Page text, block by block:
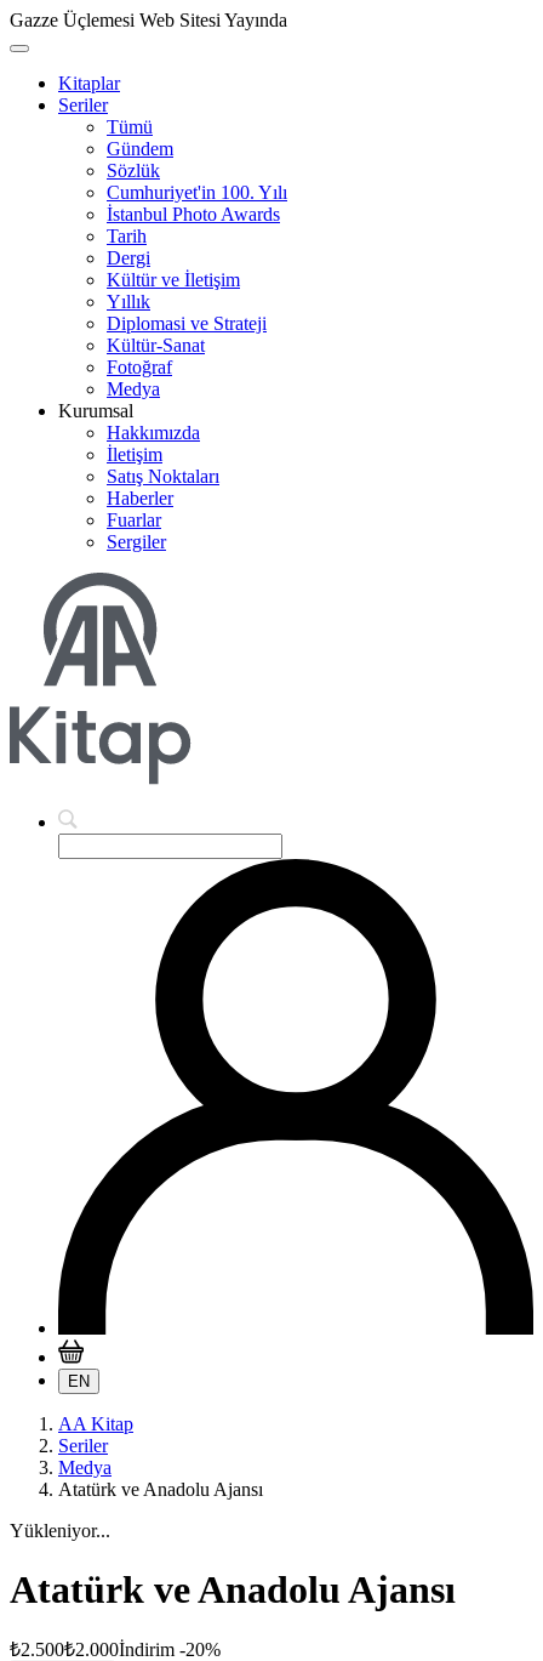
Gazze Üçlemesi Web Sitesi Yayında
Kitaplar
Seriler
Tümü
Gündem
Sözlük
Cumhuriyet'in 100. Yılı
İstanbul Photo Awards
Tarih
Dergi
Kültür ve İletişim
Yıllık
Diplomasi ve Strateji
Kültür-Sanat
Fotoğraf
Medya
Kurumsal
Hakkımızda
İletişim
Satış Noktaları
Haberler
Fuarlar
Sergiler
EN
AA Kitap
Seriler
Medya
Atatürk ve Anadolu Ajansı
Yükleniyor...
Atatürk ve Anadolu Ajansı
₺2.500₺2.000İndirim -20%